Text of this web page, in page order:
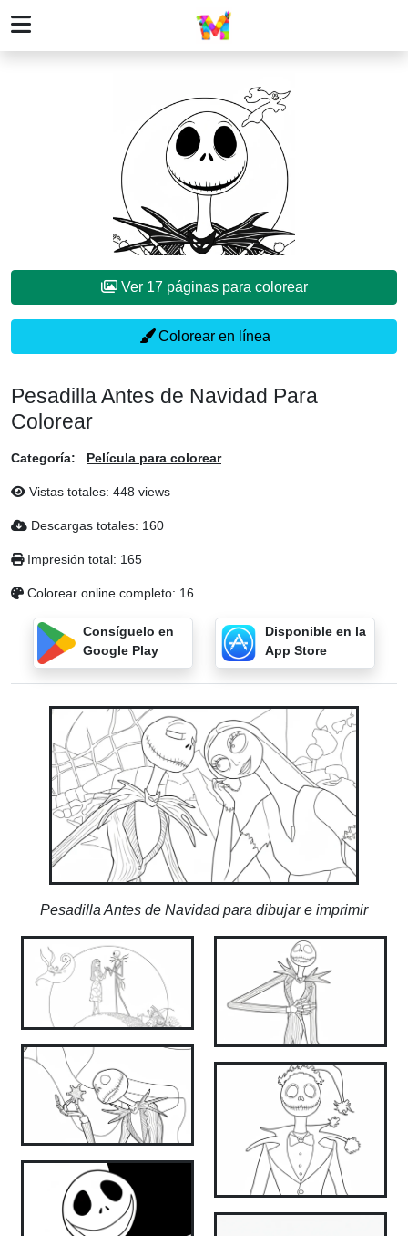
Ver 17 páginas para colorear
Colorear en línea
Pesadilla Antes de Navidad Para
Colorear
Categoría: Película para colorear
Vistas totales: 448 views
Descargas totales: 160
Impresión total: 165
Colorear online completo: 16
Consíguelo en
Google Play
Disponible en la
App Store
Pesadilla Antes de Navidad para dibujar e imprimir